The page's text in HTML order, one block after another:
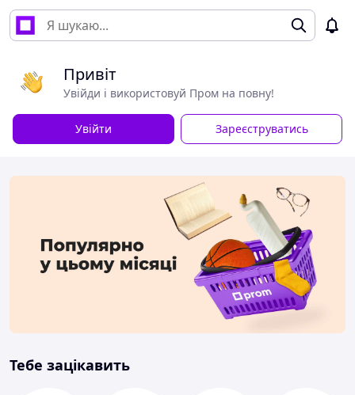
Привіт
Увійди і використовуй Пром на повну!
Увійти Зареєструватись
Тебе зацікавить